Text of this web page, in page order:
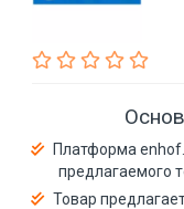
Платформа
предлагаемого
Товар